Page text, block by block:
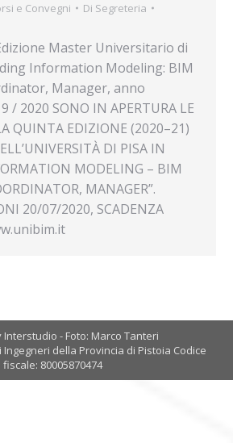
e Convegni Di Segreteria
Master Universitario di
Information Modeling: BIM
Manager, anno
/ 2020 SONO IN APERTURA LE
QUINTA EDIZIONE (2020–21)
DI PISA IN
MODELING – BIM
MANAGER”.
20/07/2020, SCADENZA
- Foto: Marco Tanteri
della Provincia di Pistoia Codice
fiscale: 80005870474